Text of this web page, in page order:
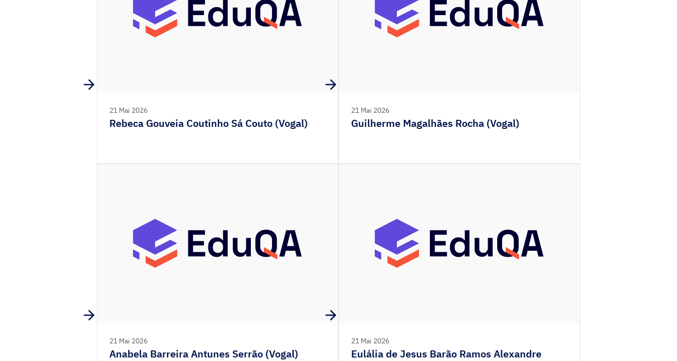
21 Mai 2026
Rebeca Gouveia Coutinho Sá Couto (Vogal)
21 Mai 2026
Guilherme Magalhães Rocha (Vogal)
21 Mai 2026
Anabela Barreira Antunes Serrão (Vogal)
21 Mai 2026
Eulália de Jesus Barão Ramos Alexandre